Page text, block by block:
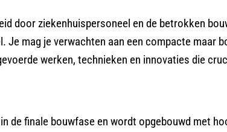
door ziekenhuispersoneel en de betrokken
Je mag je verwachten aan een compacte maar
werken, technieken en innovaties die
de finale bouwfase en wordt opgebouwd met